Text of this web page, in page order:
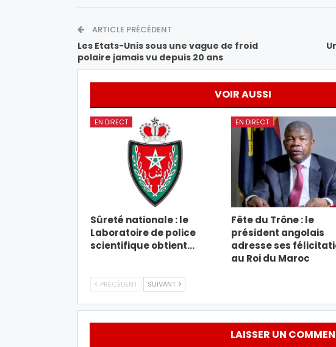
ARTICLE PRÉCÉDENT
Les Etats-Unis sous une vague de froid
polaire jamais vu depuis 20 ans
VOIR AUSSI
EN DIRECT
Sûreté nationale : le
Laboratoire de police
scientifique obtient…
EN DIRECT
Fête du Trône : le
président angolais
adresse ses
au Roi du Maroc
PRÉCÉDENT SUIVANT
LAISSER UN